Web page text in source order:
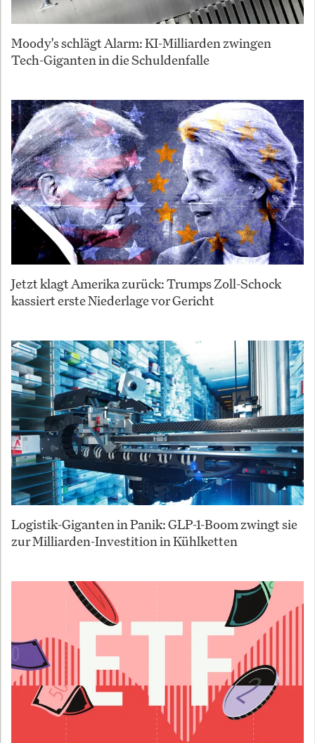
Moody's schlägt Alarm: KI-Milliarden zwingen
Tech-Giganten in die Schuldenfalle
Jetzt klagt Amerika zurück: Trumps Zoll-Schock
kassiert erste Niederlage vor Gericht
Logistik-Giganten in Panik: GLP-1-Boom zwingt sie
zur Milliarden-Investition in Kühlketten